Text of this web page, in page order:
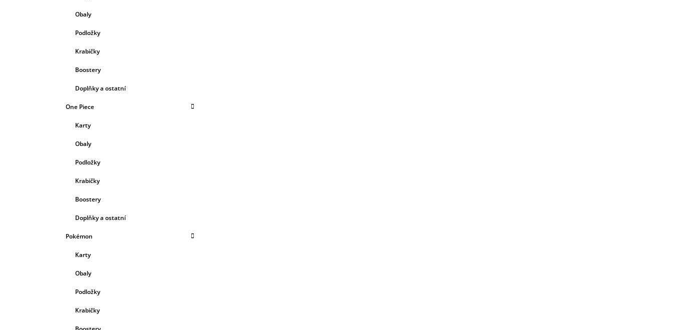
Obaly
Podložky
Krabičky
Boostery
Doplňky a ostatní
One Piece
Karty
Obaly
Podložky
Krabičky
Boostery
Doplňky a ostatní
Pokémon
Karty
Obaly
Podložky
Krabičky